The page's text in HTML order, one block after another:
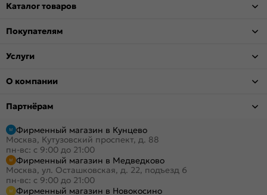
Каталог товаров
Покупателям
Услуги
О компании
Партнёрам
Фирменный магазин в Кунцево
Москва, Кутузовский проспект, д. 88
пн-вс: с 9:00 до 21:00
Фирменный магазин в Медведково
Москва, ул. Осташковская, д. 22, подъезд 6
пн-вс: с 9:00 до 21:00
Фирменный магазин в Новокосино